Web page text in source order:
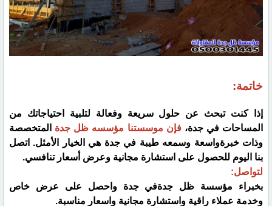
خاتمة:
إذا كنت تبحث عن حلول سريعة وفعالة لتلبية احتياجاتك من
المساحات في جدة،فإن موسستنا مؤسسه ظل جدة المتخصصة
وذات خبرةواسعة وسمعه طيبة في جدة هي الخيار الأمثل. اتصل
بنا اليوم للحصول على استشارة مجانية وعرض أسعار تنافسي.
لتواصل:
بخبراء مؤسسة ظل جدةفي جدة واحصل على عرض خاص
وخدمة عملاء راقية واستشارة مجانية واسعار مناسبة.